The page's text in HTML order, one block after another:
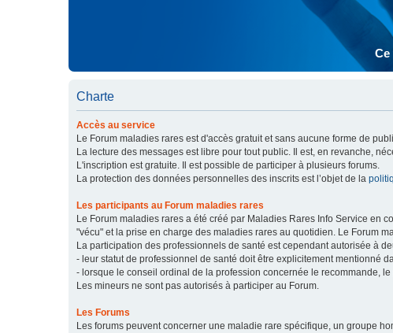
Ce
Charte
Accès au service
Le Forum maladies rares est d'accès gratuit et sans aucune forme de
La lecture des messages est libre pour tout public. Il est, en revanche,
L'inscription est gratuite. Il est possible de participer à plusieurs forums.
La protection des données personnelles des inscrits est l’objet de la
Les participants au Forum maladies rares
Le Forum maladies rares a été créé par Maladies Rares Info Service en
"vécu" et la prise en charge des maladies rares au quotidien. Le Forum
La participation des professionnels de santé est cependant autorisée à
- leur statut de professionnel de santé doit être explicitement mentionné
- lorsque le conseil ordinal de la profession concernée le recommande,
Les mineurs ne sont pas autorisés à participer au Forum.
Les Forums
Les forums peuvent concerner une maladie rare spécifique, un groupe